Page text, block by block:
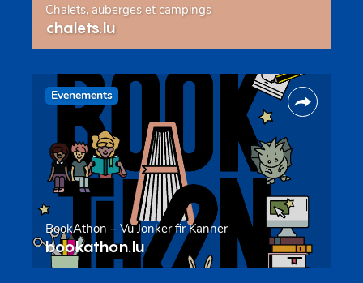
Chalets, auberges et campings
chalets.lu
Evenements
BookAthon – Vu Jonker fir Kanner
bookathon.lu